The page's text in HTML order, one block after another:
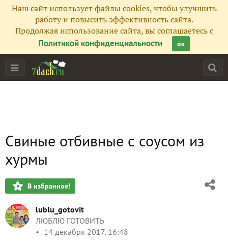
Наш сайт использует файлы cookies, чтобы улучшить
работу и повысить эффективность сайта.
Продолжая использование сайта, вы соглашаетесь с
Политикой конфиденциальности
ок
Свиные отбивные с соусом из
хурмы
В избранное!
lublu_gotovit
ЛЮБЛЮ ГОТОВИТЬ
14 декабря 2017, 16:48